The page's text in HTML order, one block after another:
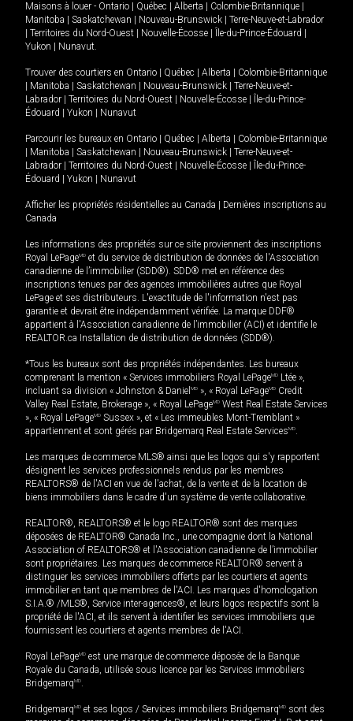
Maisons à louer - Ontario Québec Alberta Colombie-Britannique
Manitoba
Saskatchewan Nouveau-Brunswick
Terre-Neuve-et-Labrador
Territoires du Nord-Ouest Nouvelle-Écosse Île-du-Prince-Édouard
Yukon
Nunavut.
Trouver des courtiers en Ontario Québec Alberta
Colombie-Britannique
Manitoba Saskatchewan Nouveau-Brunswick
Terre-Neuve-et-
Labrador
Territoires du Nord-Ouest Nouvelle-Écosse
Île-du-Prince-
Édouard
Yukon Nunavut
Parcourir les bureaux en Ontario Québec Alberta
Colombie-Britannique
Manitoba Saskatchewan Nouveau-Brunswick
Terre-Neuve-et-
Labrador
Territoires du Nord-Ouest Nouvelle-Écosse
Île-du-Prince-
Édouard
Yukon Nunavut
Afficher les propriétés résidentielles au Canada
Dernières inscriptions au
Canada
Les informations des propriétés sur ce site proviennent des inscriptions
Royal LePageMD et du service de distribution de données de l'Association
canadienne de l’immobilier (SDD®). SDD® met en référence des
inscriptions tenues par des agences immobilières autres que Royal
LePage et ses distributeurs. L'exactitude de l'information n'est pas
garantie et devrait être indépendamment vérifiée. La marque DDF®
appartient à l'Association canadienne de l’immobilier (ACI) et identifie le
REALTOR.ca Installation de distribution de données (SDD®).
*Tous les bureaux sont des propriétés indépendantes. Les bureaux
comprenant la mention « Services immobiliers Royal LePageMD Ltée »,
incluant sa division « Johnston & Daniel MD », « Royal LePageMD Credit
Valley Real Estate, Brokerage », « Royal LePageMD West Real Estate Services
», « Royal LePageMD Sussex », et « Les immeubles Mont-Tremblant »
appartiennent et sont gérés par Bridgemarq Real Estate ServicesMD.
Les marques de commerce MLS® ainsi que les logos qui s'y rapportent
désignent les services professionnels rendus par les membres
REALTORS® de l'ACI en vue de l'achat, de la vente et de la location de
biens immobiliers dans le cadre d'un système de vente collaborative.
REALTOR®, REALTORS® et le logo REALTOR® sont des marques
déposées de REALTOR® Canada Inc., une compagnie dont la National
Association of REALTORS® et l'Association canadienne de l’immobilier
sont propriétaires. Les marques de commerce REALTOR® servent à
distinguer les services immobiliers offerts par les courtiers et agents
immobilier en tant que membres de l'ACI. Les marques d'homologation
S.I.A.® /MLS®, Service inter-agences®, et leurs logos respectifs sont la
propriété de l'ACI, et ils servent à identifier les services immobiliers que
fournissent les courtiers et agents membres de l'ACI.
Royal LePageMD est une marque de commerce déposée de la Banque
Royale du Canada, utilisée sous licence par les Services immobiliers
BridgemarqMD.
BridgemarqMD et ses logos / Services immobiliers BridgemarqMD sont des